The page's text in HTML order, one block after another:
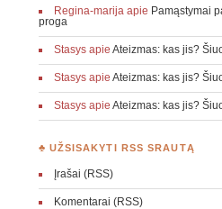
Regina-marijaapie Pamąstymai
proga
Stasysapie Ateizmas: kas jis?
Stasysapie Ateizmas: kas jis?
Stasysapie Ateizmas: kas jis?
♣ UŽSISAKYTI RSS SRAUTĄ
Įrašai (RSS)
Komentarai (RSS)